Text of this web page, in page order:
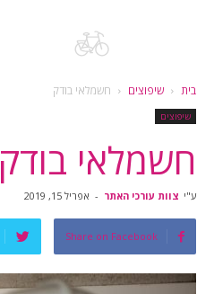
בית שיפוצים חשמלאי בודק
שיפוצים
חשמלאי בודק
ע"י צוות עורכי האתר - אפריל 15, 2019
Share on Facebook